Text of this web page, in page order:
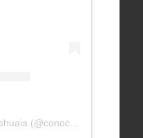
A post shared by Conocer Ushuaia (@conocerushuaia)